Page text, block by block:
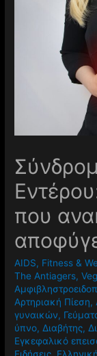
που
AIDS, Fitness &
The Antiagers,
Αρτηριακή Πίεση,
γυναικών,
ύπνο, Διαβήτης,
Εγκεφαλικό